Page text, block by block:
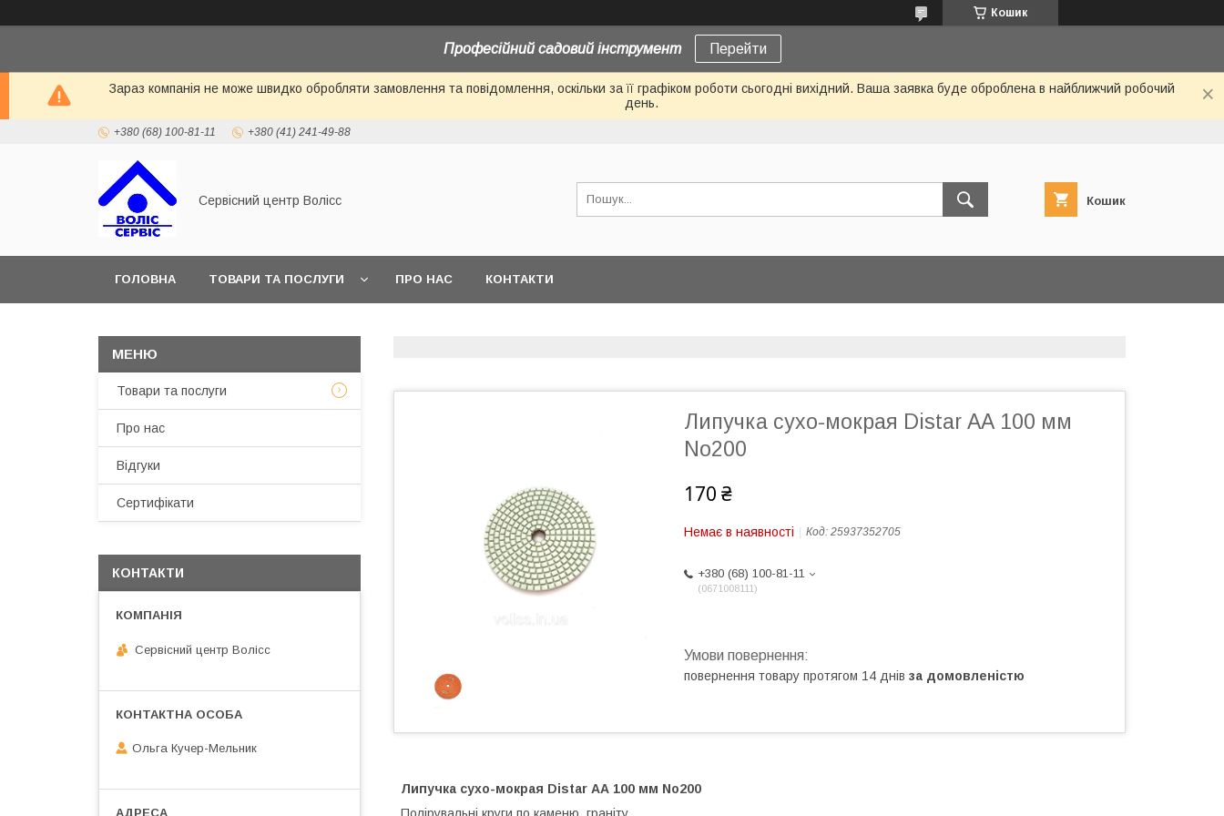
Кошик
Професійний садовий інструмент Перейти
Зараз компанія не може швидко обробляти замовлення та повідомлення, оскільки за її графіком роботи сьогодні вихідний. Ваша заявка буде оброблена в найближчий робочий
день.
+380 (68) 100-81-11 +380 (41) 241-49-88
Сервісний центр Волісс Кошик
ГОЛОВНА ТОВАРИ ТА ПОСЛУГИ ПРО НАС КОНТАКТИ
Липучка сухо-мокрая Distar АА 100 мм
No200
170 ₴
Немає в наявності Код: 25937352705
+380 (68) 100-81-11
0671008111
повернення товару протягом 14 днів за домовленістю
Липучка сухо-мокрая Distar АА 100 мм No200
Товари та послуги
Про нас
Відгуки
Сертифікати
КОНТАКТИ
Сервісний центр Волісс
Ольга Кучер-Мельник